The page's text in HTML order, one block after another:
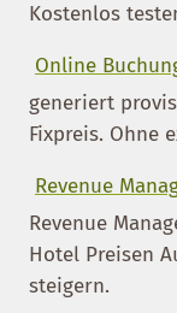
Kostenlos
Online
generiert
Fixpreis. Ohne
Revenue
Revenue
Hotel Preisen
steigern.